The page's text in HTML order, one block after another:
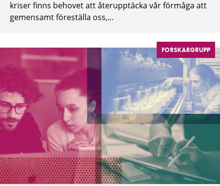
kriser finns behovet att återupptäcka vår förmåga att
gemensamt föreställa oss,...
FORSKARGRUPP